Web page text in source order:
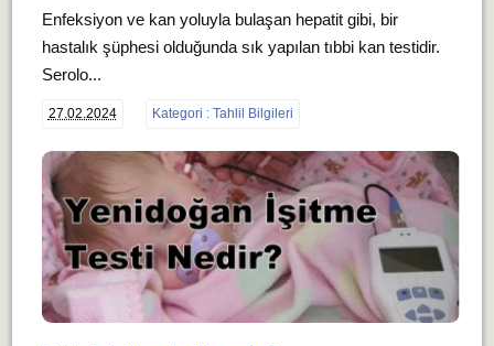
Enfeksiyon ve kan yoluyla bulaşan hepatit gibi, bir
hastalık şüphesi olduğunda sık yapılan tıbbi kan testidir.
Serolo...
27.02.2024 Kategori : Tahlil Bilgileri